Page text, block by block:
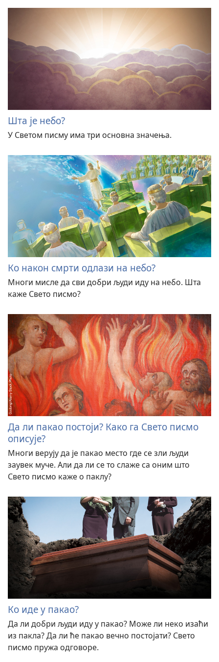
Шта је небо?
У Светом писму има три основна значења.
Ко након смрти одлази на небо?
Многи мисле да сви добри људи иду на небо. Шта
каже Свето писмо?
Да ли пакао постоји? Како га Свето писмо
описује?
Многи верују да је пакао место где се зли људи
заувек муче. Али да ли се то слаже са оним што
Свето писмо каже о паклу?
Ко иде у пакао?
Да ли добри људи иду у пакао? Може ли неко изаћи
из пакла? Да ли ће пакао вечно постојати? Свето
писмо пружа одговоре.